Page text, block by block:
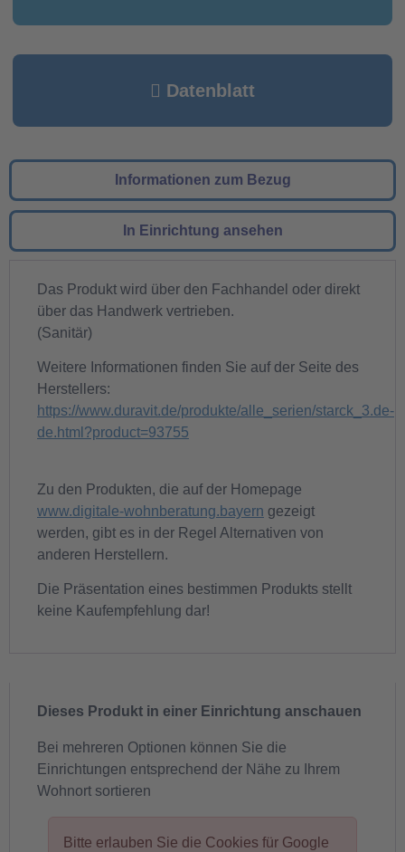
Datenblatt
Informationen zum Bezug
In Einrichtung ansehen
Das Produkt wird über den Fachhandel oder direkt
über das Handwerk vertrieben.
(Sanitär)
Weitere Informationen finden Sie auf der Seite des
Herstellers:
https://www.duravit.de/produkte/alle_serien/starck_3.de-
de.html?product=93755
Zu den Produkten, die auf der Homepage
www.digitale-wohnberatung.bayern gezeigt
werden, gibt es in der Regel Alternativen von
anderen Herstellern.
Die Präsentation eines bestimmen Produkts stellt
keine Kaufempfehlung dar!
Dieses Produkt in einer Einrichtung anschauen
Bei mehreren Optionen können Sie die
Einrichtungen entsprechend der Nähe zu Ihrem
Wohnort sortieren
Bitte erlauben Sie die Cookies für Google